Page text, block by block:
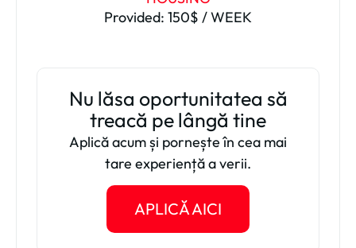
Provided: 150$ / WEEK
Nu lăsa oportunitatea să
treacă pe lângă tine
Aplică acum și pornește în cea mai
tare experiență a verii.
APLICĂ AICI